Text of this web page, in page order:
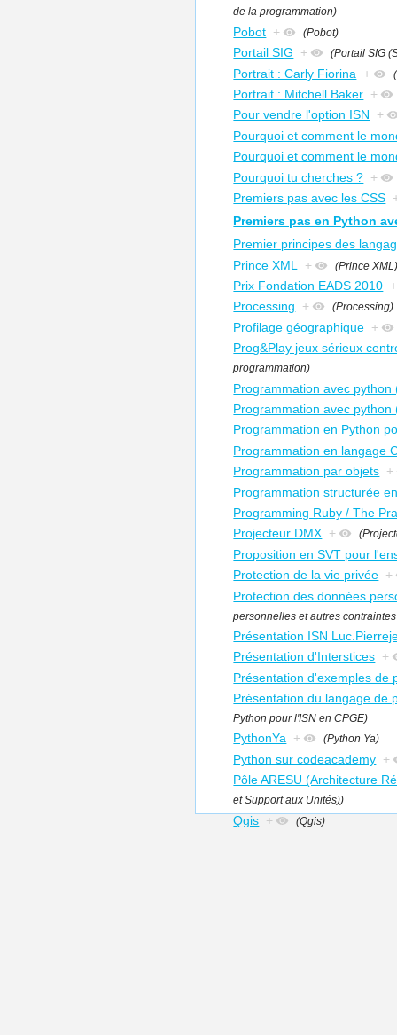
de la programmation)
Pobot + (Pobot)
Portail SIG + (Portail SIG
Portrait : Carly Fiorina +
Portrait : Mitchell Baker +
Pour vendre l'option ISN
+
Pourquoi et comment le
Pourquoi et comment le
Pourquoi tu cherches ? +
Premiers pas avec les CSS
Premiers pas en Python
Premier principes des
Prince XML
+ (Prince
Prix Fondation EADS 2010 +
Processing
+ (Processing)
Profilage géographique +
Prog&Play jeux sérieux
programmation)
Programmation avec python
Programmation avec python
Programmation en Python
Programmation en langage
Programmation par objets +
Programmation structurée
Programming Ruby / The
Projecteur DMX +
Proposition en SVT pour
Protection de la vie privée +
Protection des données
personnelles et autres
Présentation ISN
Présentation d'Interstices +
Présentation d'exemples de
Présentation du langage de
Python pour l'ISN en CPGE)
PythonYa + (Python Ya)
Python sur codeacademy +
Pôle ARESU (Architecture
et Support aux Unités))
Qgis + (Qgis)